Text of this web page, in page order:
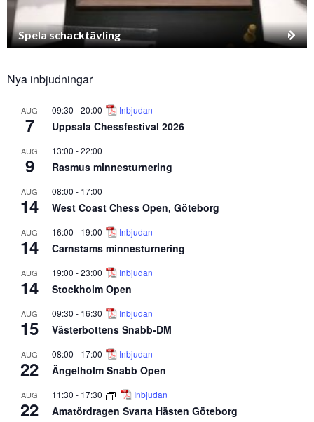
Spela schacktävling
Nya inbjudningar
AUG
7
09:30 -20:00 Inbjudan
Uppsala Chessfestival 2026
AUG
9
13:00 -22:00
Rasmus minnesturnering
AUG
14
08:00 - 17:00
West Coast Chess Open, Göteborg
AUG
14
16:00 - 19:00 Inbjudan
Carnstams minnesturnering
AUG
14
19:00 -23:00 Inbjudan
Stockholm Open
AUG
15
09:30 - 16:30 Inbjudan
Västerbottens Snabb-DM
AUG
22
08:00 - 17:00 Inbjudan
Ängelholm Snabb Open
AUG
22
11:30 - 17:30 Inbjudan
Amatördragen Svarta Hästen Göteborg